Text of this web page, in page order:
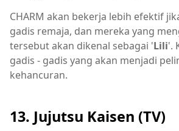
CHARM akan bekerja lebih efektif
gadis remaja, dan mereka yang
tersebut akan dikenal sebagai 'Lili'.
gadis - gadis yang akan menjadi
kehancuran.
13. Jujutsu Kaisen (TV)